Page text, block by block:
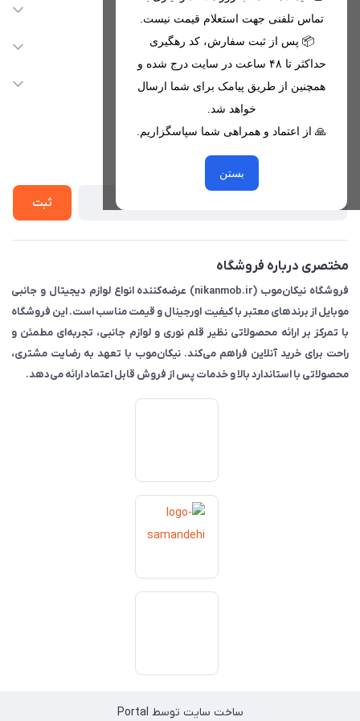
تماس تلفنی جهت استعلام قیمت نیست.
📦 پس از ثبت سفارش، کد رهگیری
حداکثر تا ۴۸ ساعت در سایت درج شده و
همچنین از طریق پیامک برای شما ارسال
خواهد شد.
🙏 از اعتماد و همراهی شما سپاسگزاریم.
بستن
اطلاعات تماس
09221680256 - 09373782289
nikanmobstore@gmail.com
هرمزگان، بندرخمیر، شهرک رودبار
دسترسی سریع
لیست محصولات
خدمات مشتریان
حریم خصوصی
از جدید‌ترین تخفیف‌ها با‌ خبر شوید
ثبت
مختصری درباره فروشگاه
فروشگاه نیکان‌موب (nikanmob.ir) عرضه‌کننده انواع لوازم دیجیتال و جانبی
موبایل از برندهای معتبر با کیفیت اورجینال و قیمت مناسب است. این فروشگاه
با تمرکز بر ارائه محصولاتی نظیر قلم نوری و لوازم جانبی، تجربه‌ای مطمئن و
راحت برای خرید آنلاین فراهم می‌کند. نیکان‌موب با تعهد به رضایت مشتری،
محصولاتی با استاندارد بالا و خدمات پس از فروش قابل اعتماد ارائه می‌دهد.
ساخت سایت توسط Portal